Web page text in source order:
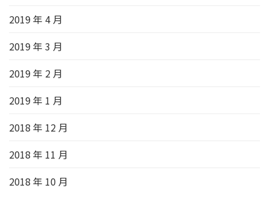
2019 年 4 月
2019 年 3 月
2019 年 2 月
2019 年 1 月
2018 年 12 月
2018 年 11 月
2018 年 10 月